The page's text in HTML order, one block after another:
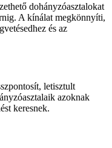
dohányzóasztalokat
A kínálat megkönnyíti,
és az
letisztult
azoknak
keresnek.